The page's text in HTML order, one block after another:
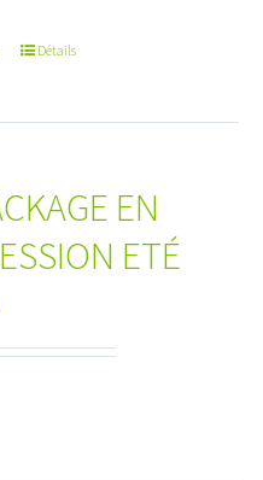
Détails
EN
ETÉ